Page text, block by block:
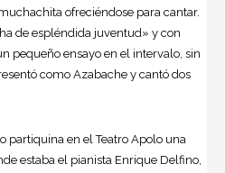
ofreciéndose para cantar.
de espléndida juventud» y con
pequeño ensayo en el intervalo, sin
como Azabache y cantó dos
partiquina en el Teatro Apolo una
estaba el pianista Enrique Delfino,